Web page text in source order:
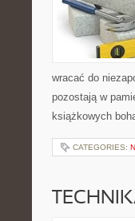
wracać do
pozostają w
książkowych
CATEGORIES: